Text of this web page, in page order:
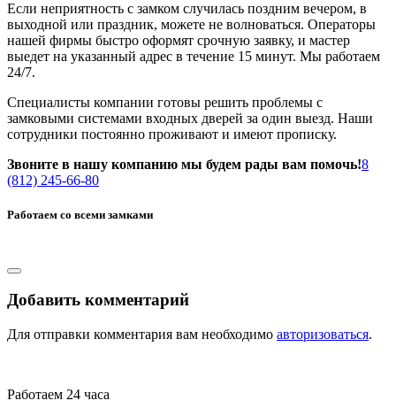
Если неприятность с замком случилась поздним вечером, в
выходной или праздник, можете не волноваться. Операторы
нашей фирмы быстро оформят срочную заявку, и мастер
выедет на указанный адрес в течение 15 минут. Мы работаем
24/7.
Специалисты компании готовы решить проблемы с
замковыми системами входных дверей за один выезд. Наши
сотрудники постоянно проживают и имеют прописку.
Звоните в нашу компанию мы будем рады вам помочь!8
(812) 245-66-80
Работаем со всеми замками
Добавить комментарий
Для отправки комментария вам необходимо авторизоваться.
Работаем 24 часа